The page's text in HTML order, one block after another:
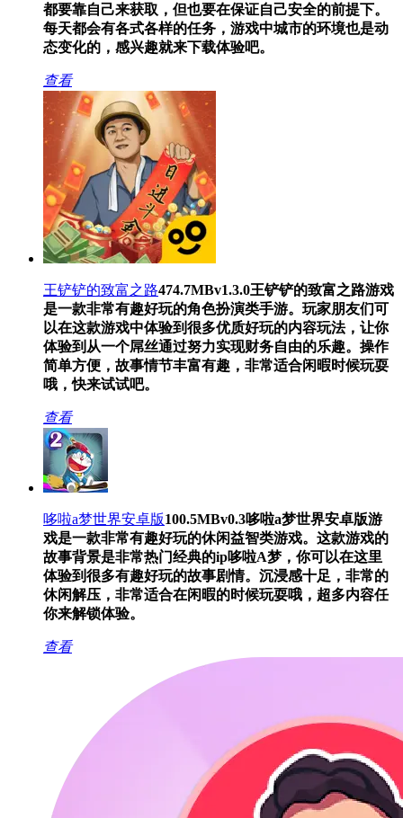
都要靠自己来获取，但也要在保证自己安全的前提下。
每天都会有各式各样的任务，游戏中城市的环境也是动
态变化的，感兴趣就来下载体验吧。
查看
王铲铲的致富之路474.7MBv1.3.0王铲铲的致富之路游戏
是一款非常有趣好玩的角色扮演类手游。玩家朋友们可
以在这款游戏中体验到很多优质好玩的内容玩法，让你
体验到从一个屌丝通过努力实现财务自由的乐趣。操作
简单方便，故事情节丰富有趣，非常适合闲暇时候玩耍
哦，快来试试吧。
查看
哆啦a梦世界安卓版100.5MBv0.3哆啦a梦世界安卓版游
戏是一款非常有趣好玩的休闲益智类游戏。这款游戏的
故事背景是非常热门经典的ip哆啦A梦，你可以在这里
体验到很多有趣好玩的故事剧情。沉浸感十足，非常的
休闲解压，非常适合在闲暇的时候玩耍哦，超多内容任
你来解锁体验。
查看